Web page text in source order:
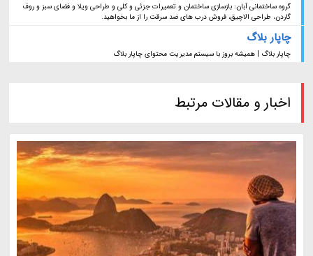
گروه ساختمانی آبان: بازسازی ساختمان و تعمیرات جزئی و کلی و طراحی ویلا و فضای سبز و روف
گاردن، طراحی الاچیق، فروش درب های ضد سرقت را از ما بخواهید.
چاپار بلاگ
چاپار بلاگ | همیشه بروز با سیستم مدیریت محتوای چاپار بلاگ
اخبار و مقالات مرتبط